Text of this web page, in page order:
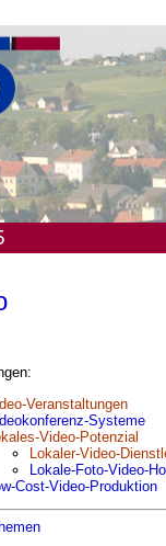
Veranstaltungen
Systeme
Video-Potenzial
Lokaler-Video-
Lokale-Foto-Video-
Cost-Video-Produktion